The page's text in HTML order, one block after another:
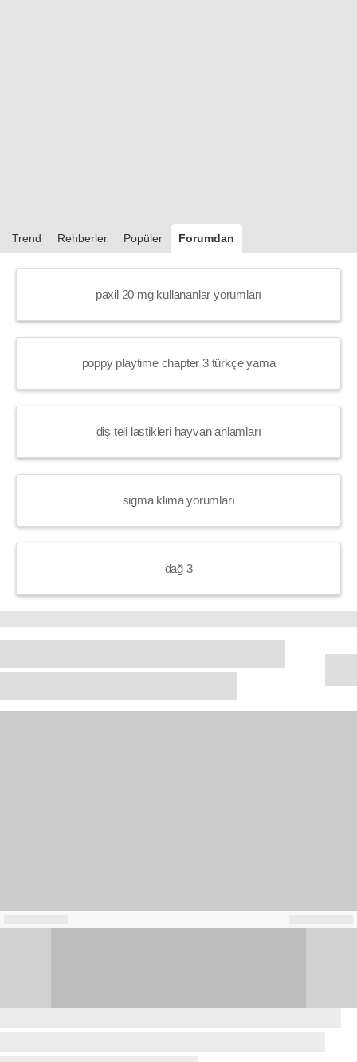
Trend Rehberler Popüler Forumdan
paxil 20 mg kullananlar yorumları
poppy playtime chapter 3 türkçe yama
diş teli lastikleri hayvan anlamları
sigma klima yorumları
dağ 3